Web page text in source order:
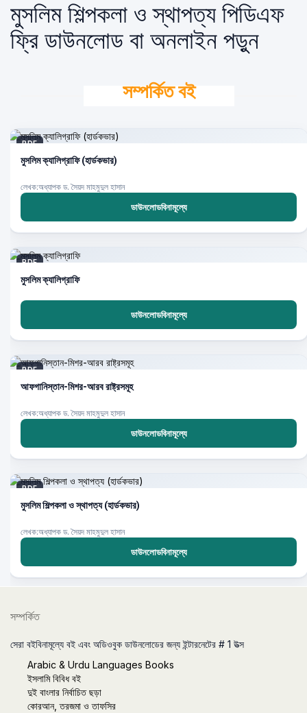
মুসলিম শিল্পকলা ও স্থাপত্য পিডিএফ
ফ্রি ডাউনলোড বা অনলাইন পড়ুন
সম্পর্কিত বই
PDF
মুসলিম ক্যালিগ্রাফি (হার্ডকভার)
লেখক:অধ্যাপক ড. সৈয়দ মাহমুদুল হাসান
ডাউনলোডবিনামূল্যে
PDF
মুসলিম ক্যালিগ্রাফি
ডাউনলোডবিনামূল্যে
PDF
আফগানিস্তান-মিশর-আরব রাষ্ট্রসমূহ
লেখক:অধ্যাপক ড. সৈয়দ মাহমুদুল হাসান
ডাউনলোডবিনামূল্যে
PDF
মুসলিম শিল্পকলা ও স্থাপত্য (হার্ডকভার)
লেখক:অধ্যাপক ড. সৈয়দ মাহমুদুল হাসান
ডাউনলোডবিনামূল্যে
সম্পর্কিত
সেরা বইবিনামূল্যে বই এবং অডিওবুক ডাউনলোডের জন্য ইন্টারনেটের # 1 উত্স
Arabic & Urdu Languages Books
ইসলামি বিবিধ বই
দুই বাংলার নির্বাচিত ছড়া
কোরআন, তরজমা ও তাফসির